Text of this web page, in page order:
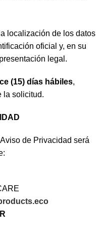
localización de los datos
oficial y, en su
legal.
(15) días hábiles,
la solicitud.
de Privacidad será